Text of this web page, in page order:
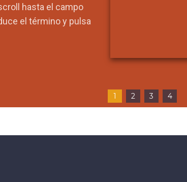
hasta el campo
el término y pulsa
1 2 3 4